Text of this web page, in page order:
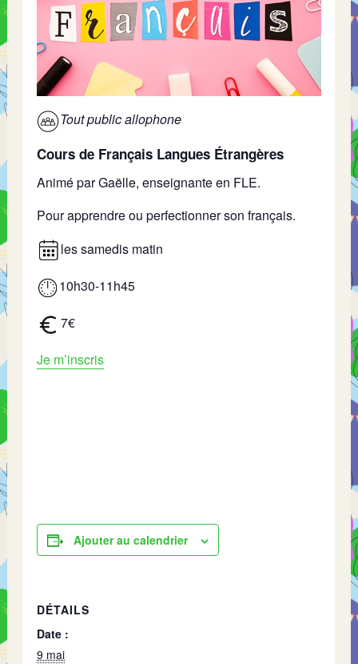
Tout public allophone
Cours de Français Langues Étrangères
Animé par Gaëlle, enseignante en FLE.
Pour apprendre ou perfectionner son français.
les samedis matin
10h30-11h45
7€
Je m’inscris
Ajouter au calendrier
DÉTAILS
Date :
9 mai